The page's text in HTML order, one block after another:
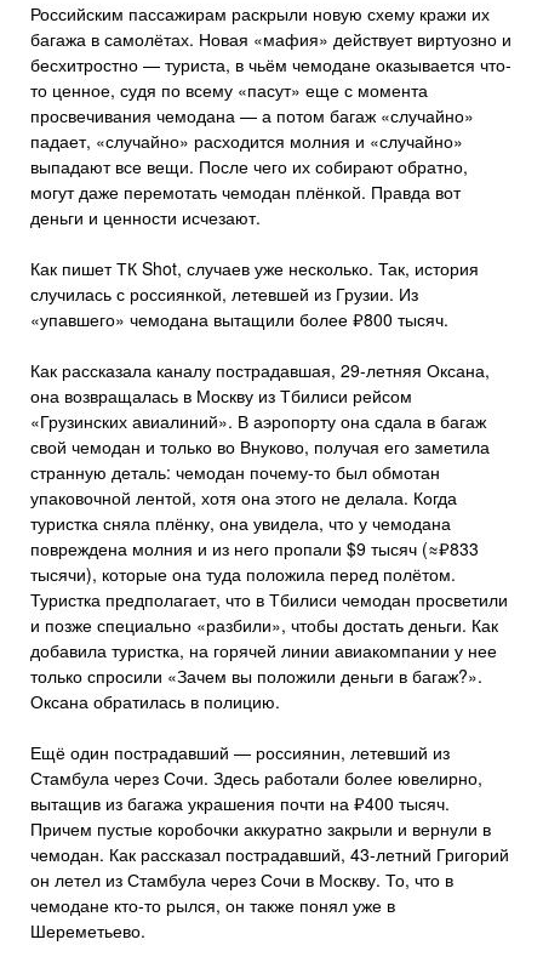
Российским пассажирам раскрыли новую схему кражи их
багажа в самолётах. Новая «мафия» действует виртуозно и
бесхитростно — туриста, в чьём чемодане оказывается что-
то ценное, судя по всему «пасут» еще с момента
просвечивания чемодана — а потом багаж «случайно»
падает, «случайно» расходится молния и «случайно»
выпадают все вещи. После чего их собирают обратно,
могут даже перемотать чемодан плёнкой. Правда вот
деньги и ценности исчезают.
Как пишет ТК Shot, случаев уже несколько. Так, история
случилась с россиянкой, летевшей из Грузии. Из
«упавшего» чемодана вытащили более ₽800 тысяч.
Как рассказала каналу пострадавшая, 29-летняя Оксана,
она возвращалась в Москву из Тбилиси рейсом
«Грузинских авиалиний». В аэропорту она сдала в багаж
свой чемодан и только во Внуково, получая его заметила
странную деталь: чемодан почему-то был обмотан
упаковочной лентой, хотя она этого не делала. Когда
туристка сняла плёнку, она увидела, что у чемодана
повреждена молния и из него пропали $9 тысяч (≈₽833
тысячи), которые она туда положила перед полётом.
Туристка предполагает, что в Тбилиси чемодан просветили
и позже специально «разбили», чтобы достать деньги. Как
добавила туристка, на горячей линии авиакомпании у нее
только спросили «Зачем вы положили деньги в багаж?».
Оксана обратилась в полицию.
Ещё один пострадавший — россиянин, летевший из
Стамбула через Сочи. Здесь работали более ювелирно,
вытащив из багажа украшения почти на ₽400 тысяч.
Причем пустые коробочки аккуратно закрыли и вернули в
чемодан. Как рассказал пострадавший, 43-летний Григорий
он летел из Стамбула через Сочи в Москву. То, что в
чемодане кто-то рылся, он также понял уже в
Шереметьево.